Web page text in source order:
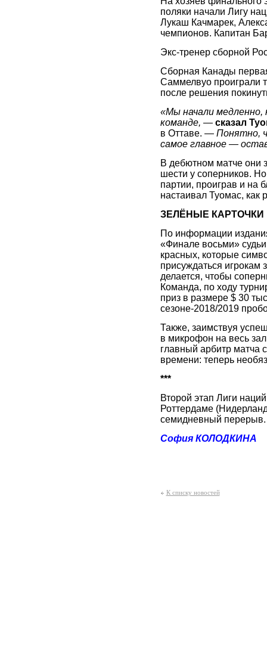
поляки начали Лигу
Лукаш Качмарек,
чемпионов. Капитан
Экс-тренер сборной
Сборная Канады
Саммелвуо проиграли
после решения
«Мы начали медленно,
команде, — сказал
в Оттаве. — Понятно,
самое главное —
В дебютном матче они
шести у соперников.
партии, проиграв и на
настаивал Туомас, как
ЗЕЛЁНЫЕ
По информации
«Финале восьми»
красных, которые
присуждаться игрокам
делается, чтобы
Команда, по ходу
приз в размере $ 30
сезоне-2018/2019
Также, заимствуя
в микрофон на весь
главный арбитр матча
времени: теперь
***
Второй этап Лиги
Роттердаме
семидневный перерыв.
София КОЛОДКИНА
К списку новостей